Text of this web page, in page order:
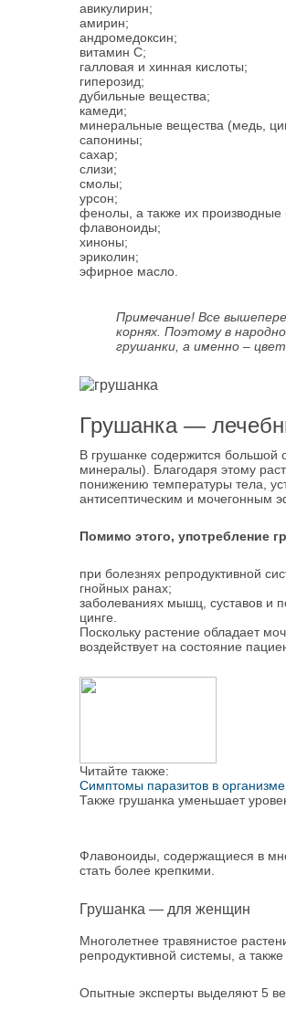
авикулирин;
амирин;
андромедоксин;
витамин С;
галловая и хинная кислоты;
гиперозид;
дубильные вещества;
камеди;
минеральные вещества (медь,
сапонины;
сахар;
слизи;
смолы;
урсон;
фенолы, а также их производные
флавоноиды;
хиноны;
эриколин;
эфирное масло.
Примечание! Все
корнях. Поэтому в
грушанки, а именно –
Грушанка —
В грушанке содержится большой
минералы). Благодаря этому
понижению температуры тела,
антисептическим и мочегонным
Помимо этого, употребление
при болезнях репродуктивной
гнойных ранах;
заболеваниях мышц, суставов и
цинге.
Поскольку растение обладает
воздействует на состояние
Читайте также:
Симптомы паразитов в
Также грушанка уменьшает
Флавоноиды, содержащиеся в
стать более крепкими.
Грушанка — для женщин
Многолетнее травянистое
репродуктивной системы, а
Опытные эксперты выделяют 5